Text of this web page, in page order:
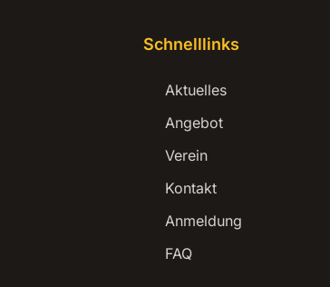
Schnelllinks
Aktuelles
Angebot
Verein
Kontakt
Anmeldung
FAQ